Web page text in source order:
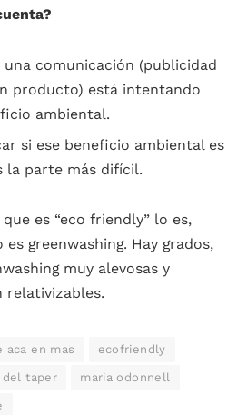
comunicación (publicidad
producto) está intentando
ambiental.
si ese beneficio ambiental es
la parte más difícil.
es “eco friendly” lo es,
greenwashing. Hay grados,
muy alevosas y
relativizables.
aca en mas ecofriendly
del taper maria odonnell